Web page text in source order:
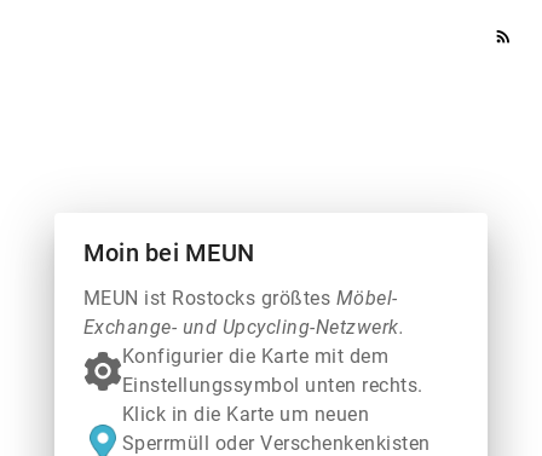
rss_feed
Moin bei MEUN
MEUN ist Rostocks größtes Möbel-
Exchange- und Upcycling-Netzwerk.
Konfigurier die Karte mit dem
Einstellungssymbol unten rechts.
Klick in die Karte um neuen
Sperrmüll oder Verschenkenkisten